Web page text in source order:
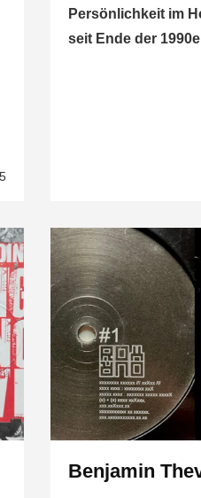
Persönlichkeit im
seit Ende der
Benjamin